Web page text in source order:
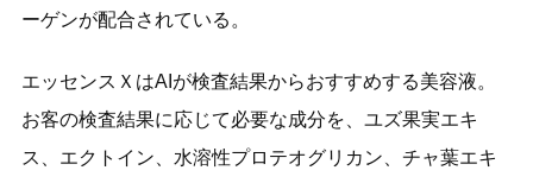
ーゲンが配合されている。
エッセンスＸはAIが検査結果からおすすめする美容液。
お客の検査結果に応じて必要な成分を、ユズ果実エキ
ス、エクトイン、水溶性プロテオグリカン、チャ葉エキ